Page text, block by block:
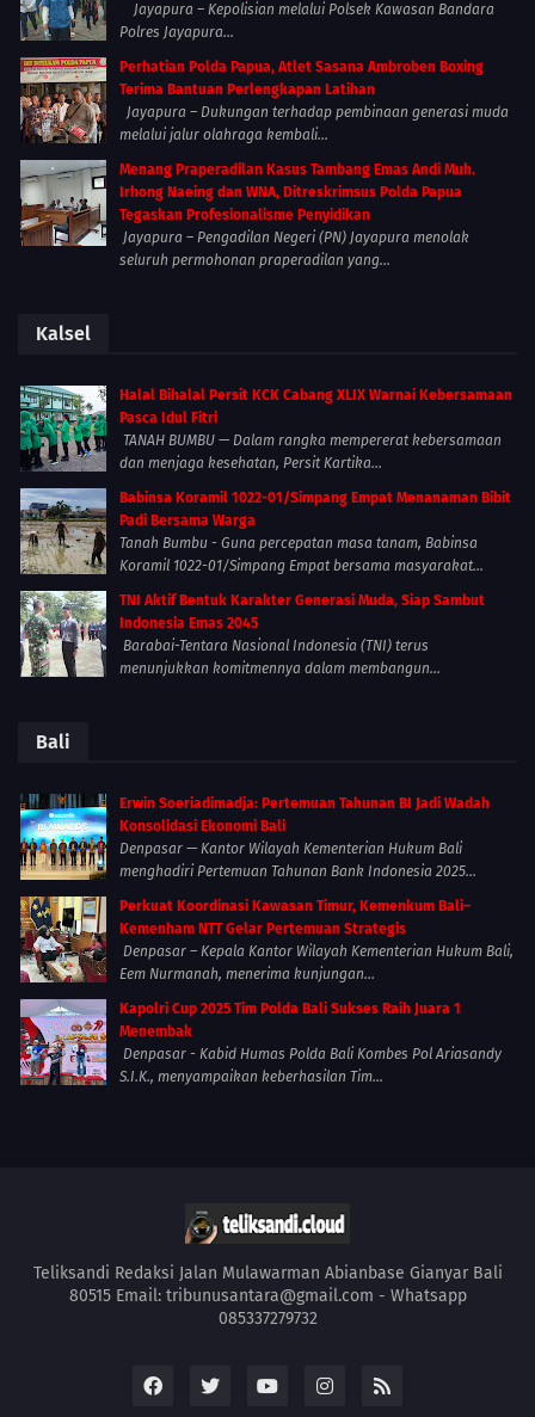
Jayapura – Kepolisian melalui Polsek Kawasan Bandara
Polres Jayapura...
Perhatian Polda Papua, Atlet Sasana Ambroben Boxing
Terima Bantuan Perlengkapan Latihan
Jayapura – Dukungan terhadap pembinaan generasi muda
melalui jalur olahraga kembali...
Menang Praperadilan Kasus Tambang Emas Andi Muh.
Irhong Naeing dan WNA, Ditreskrimsus Polda Papua
Tegaskan Profesionalisme Penyidikan
Jayapura – Pengadilan Negeri (PN) Jayapura menolak
seluruh permohonan praperadilan yang...
Kalsel
Halal Bihalal Persit KCK Cabang XLIX Warnai Kebersamaan
Pasca Idul Fitri
TANAH BUMBU — Dalam rangka mempererat kebersamaan
dan menjaga kesehatan, Persit Kartika...
Babinsa Koramil 1022-01/Simpang Empat Menanaman Bibit
Padi Bersama Warga
Tanah Bumbu - Guna percepatan masa tanam, Babinsa
Koramil 1022-01/Simpang Empat bersama masyarakat...
TNI Aktif Bentuk Karakter Generasi Muda, Siap Sambut
Indonesia Emas 2045
Barabai-Tentara Nasional Indonesia (TNI) terus
menunjukkan komitmennya dalam membangun...
Bali
Erwin Soeriadimadja: Pertemuan Tahunan BI Jadi Wadah
Konsolidasi Ekonomi Bali
Denpasar — Kantor Wilayah Kementerian Hukum Bali
menghadiri Pertemuan Tahunan Bank Indonesia 2025...
Perkuat Koordinasi Kawasan Timur, Kemenkum Bali–
Kemenham NTT Gelar Pertemuan Strategis
Denpasar – Kepala Kantor Wilayah Kementerian Hukum Bali,
Eem Nurmanah, menerima kunjungan...
Kapolri Cup 2025 Tim Polda Bali Sukses Raih Juara 1
Menembak
Denpasar - Kabid Humas Polda Bali Kombes Pol Ariasandy
S.I.K., menyampaikan keberhasilan Tim...
Teliksandi Redaksi Jalan Mulawarman Abianbase Gianyar Bali
80515 Email: tribunusantara@gmail.com - Whatsapp
085337279732